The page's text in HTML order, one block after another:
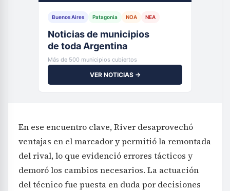
Buenos Aires Patagonia NOA NEA
Noticias de municipios
de toda Argentina
Más de 500 municipios cubiertos
VER NOTICIAS →
En ese encuentro clave, River desaprovechó
ventajas en el marcador y permitió la remontada
del rival, lo que evidenció errores tácticos y
demoró los cambios necesarios. La actuación
del técnico fue puesta en duda por decisiones